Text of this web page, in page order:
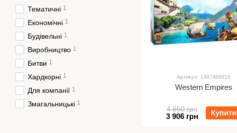
Артикул: 1497489818
Western Empires
4 650 грн
3 906 грн Купити
Тематичні 1
Економічні 1
Будівельні 1
Виробництво 1
Битви 1
Хардкорні 1
Для компанії 1
Змагальницькі 1